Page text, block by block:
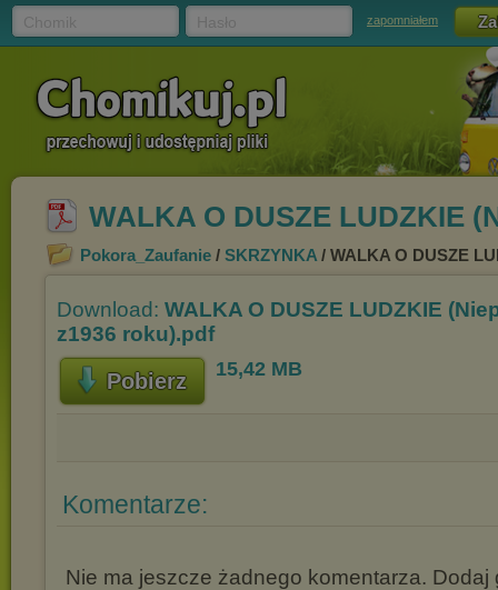
zapomniałem
WALKA O DUSZE LUDZKIE
Pokora_Zaufanie / SKRZYNKA / WALKA O DUSZE
Download: WALKA O DUSZE LUDZKIE
z1936 roku).pdf
Pobierz 15,42 MB
Komentarze:
Nie ma jeszcze żadnego komentarza. Dodaj